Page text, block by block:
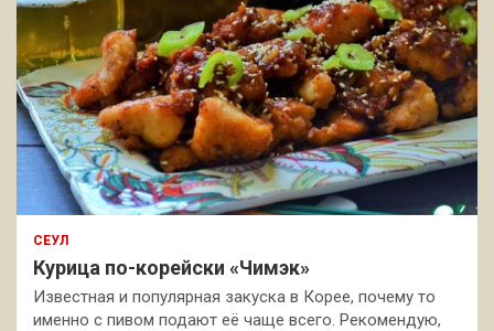
СЕУЛ
Курица по-корейски «Чимэк»
Известная и популярная закуска в Корее, почему то
именно с пивом подают её чаще всего. Рекомендую,